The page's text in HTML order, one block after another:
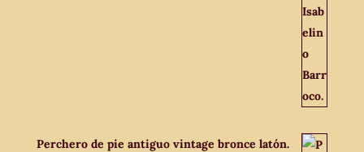
Perchero de pie antiguo vintage bronce latón.